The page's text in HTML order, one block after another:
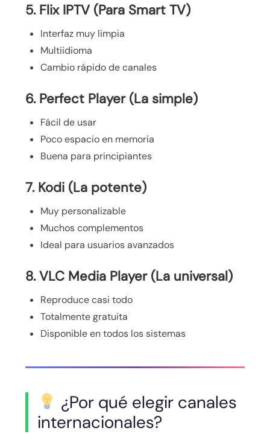
5. Flix IPTV (Para Smart TV)
Interfaz muy limpia
Multiidioma
Cambio rápido de canales
6. Perfect Player (La simple)
Fácil de usar
Poco espacio en memoria
Buena para principiantes
7. Kodi (La potente)
Muy personalizable
Muchos complementos
Ideal para usuarios avanzados
8. VLC Media Player (La universal)
Reproduce casi todo
Totalmente gratuita
Disponible en todos los sistemas
¿Por qué elegir canales
internacionales?